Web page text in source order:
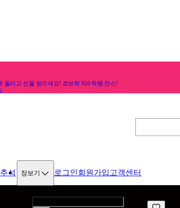
돌리고 선물 받으세요! 로보락 S10 득템 찬스!
추석 장보기 로그인회원가입 고객센터